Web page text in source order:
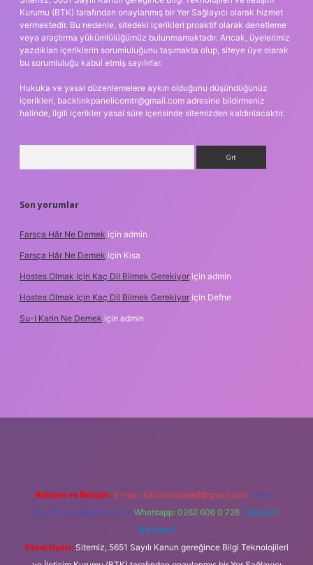
Kurumu (BTK) tarafından onaylanmış bir Yer Sağlayıcı olarak hizmet
vermektedir. Bu nedenle, sitedeki içerikleri proaktif olarak denetleme
veya araştırma yükümlülüğümüz bulunmamaktadır. Ancak, üyelerimiz
yazdıkları içeriklerin sorumluluğunu taşımakta olup, siteye üye olarak
bu sorumluluğu kabul etmiş sayılırlar.
Hukuka ve yasal düzenlemelere aykırı olduğunu düşündüğünüz
içerikleri, backlinkpanelicomtr@gmail.com adresine bildirmeniz
halinde, ilgili içerikler yasal süre içerisinde sitemizden kaldırılacaktır.
Son yorumlar
Farsça Hâr Ne Demek için admin
Farsça Hâr Ne Demek için Kısa
Hostes Olmak Için Kaç Dil Bilmek Gerekiyor için admin
Hostes Olmak Için Kaç Dil Bilmek Gerekiyor için Defne
Su-I Karin Ne Demek için admin
Reklam ve İletişim: E-mail: backlinkpaneli@gmail.com Teams:
forumhizmeti@gmail.com Whatsapp: 0262 606 0 726 Telegram:
@karabul
Yasal Uyarı: Sitemiz, 5651 Sayılı Kanun gereğince Bilgi Teknolojileri